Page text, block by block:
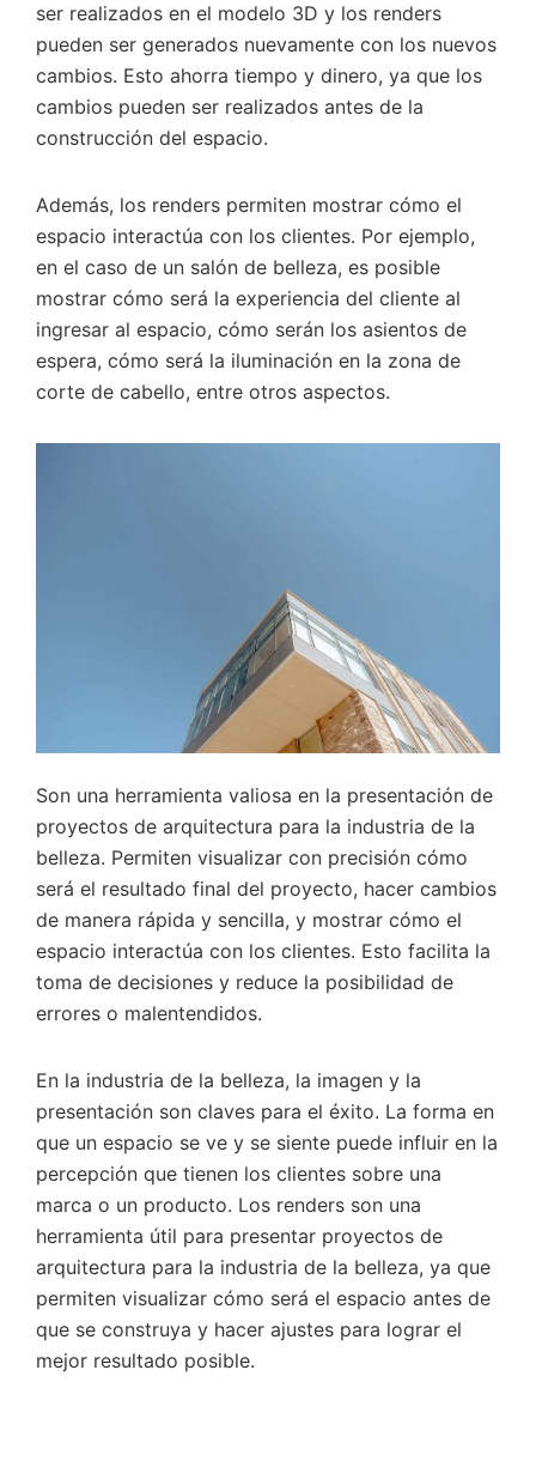
ser realizados en el modelo 3D y los renders
pueden ser generados nuevamente con los nuevos
cambios. Esto ahorra tiempo y dinero, ya que los
cambios pueden ser realizados antes de la
construcción del espacio.
Además, los renders permiten mostrar cómo el
espacio interactúa con los clientes. Por ejemplo,
en el caso de un salón de belleza, es posible
mostrar cómo será la experiencia del cliente al
ingresar al espacio, cómo serán los asientos de
espera, cómo será la iluminación en la zona de
corte de cabello, entre otros aspectos.
Son una herramienta valiosa en la presentación de
proyectos de arquitectura para la industria de la
belleza. Permiten visualizar con precisión cómo
será el resultado final del proyecto, hacer cambios
de manera rápida y sencilla, y mostrar cómo el
espacio interactúa con los clientes. Esto facilita la
toma de decisiones y reduce la posibilidad de
errores o malentendidos.
En la industria de la belleza, la imagen y la
presentación son claves para el éxito. La forma en
que un espacio se ve y se siente puede influir en la
percepción que tienen los clientes sobre una
marca o un producto. Los renders son una
herramienta útil para presentar proyectos de
arquitectura para la industria de la belleza, ya que
permiten visualizar cómo será el espacio antes de
que se construya y hacer ajustes para lograr el
mejor resultado posible.